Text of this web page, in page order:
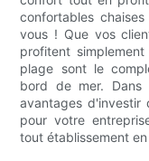
confortables
vous ! Que vos
profitent
plage sont le
bord de mer. Dans
avantages d'investir
pour votre
tout établissement